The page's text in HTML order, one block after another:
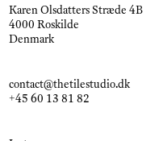
Karen Olsdatters Stræde 4B
4000 Roskilde
Denmark
contact@thetilestudio.dk
+45 60 13 81 82